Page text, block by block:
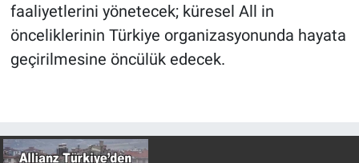
faaliyetlerini yönetecek; küresel All in
önceliklerinin Türkiye organizasyonunda hayata
geçirilmesine öncülük edecek.